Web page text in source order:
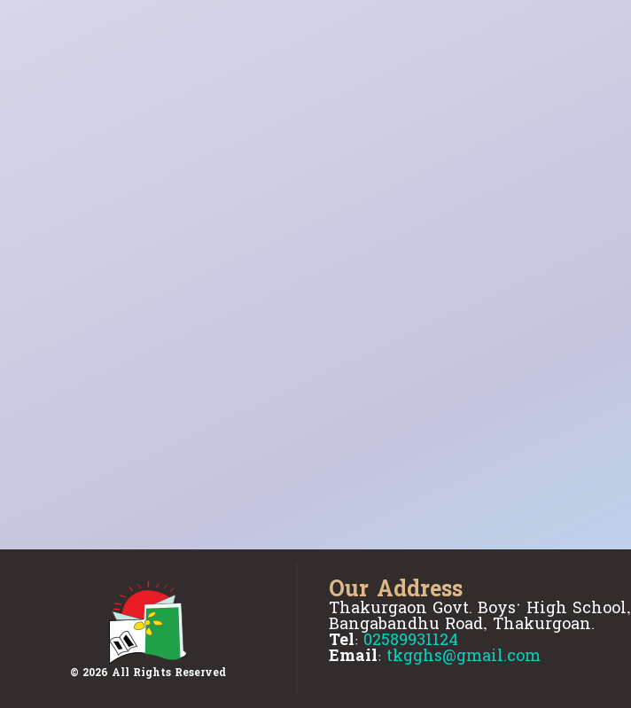
© 2026 All Rights Reserved
Our Address
Thakurgaon Govt. Boys' High School,
Bangabandhu Road, Thakurgoan.
Tel: 02589931124
Email: tkgghs@gmail.com